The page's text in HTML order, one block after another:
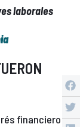
laborales
financiero y